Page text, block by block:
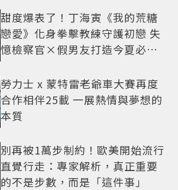
甜度爆表了！丁海寅《我的荒糖
戀愛》化身拳擊教練守護初戀 失
憶檢察官×假男友打造今夏必看
勞力士 x 蒙特雷老爺車大賽再度
合作相伴25載 一展熱情與夢想的
本質
別再被1萬步制約！歐美開始流行
直覺行走：專家解析，真正重要
的不是步數，而是「這件事」